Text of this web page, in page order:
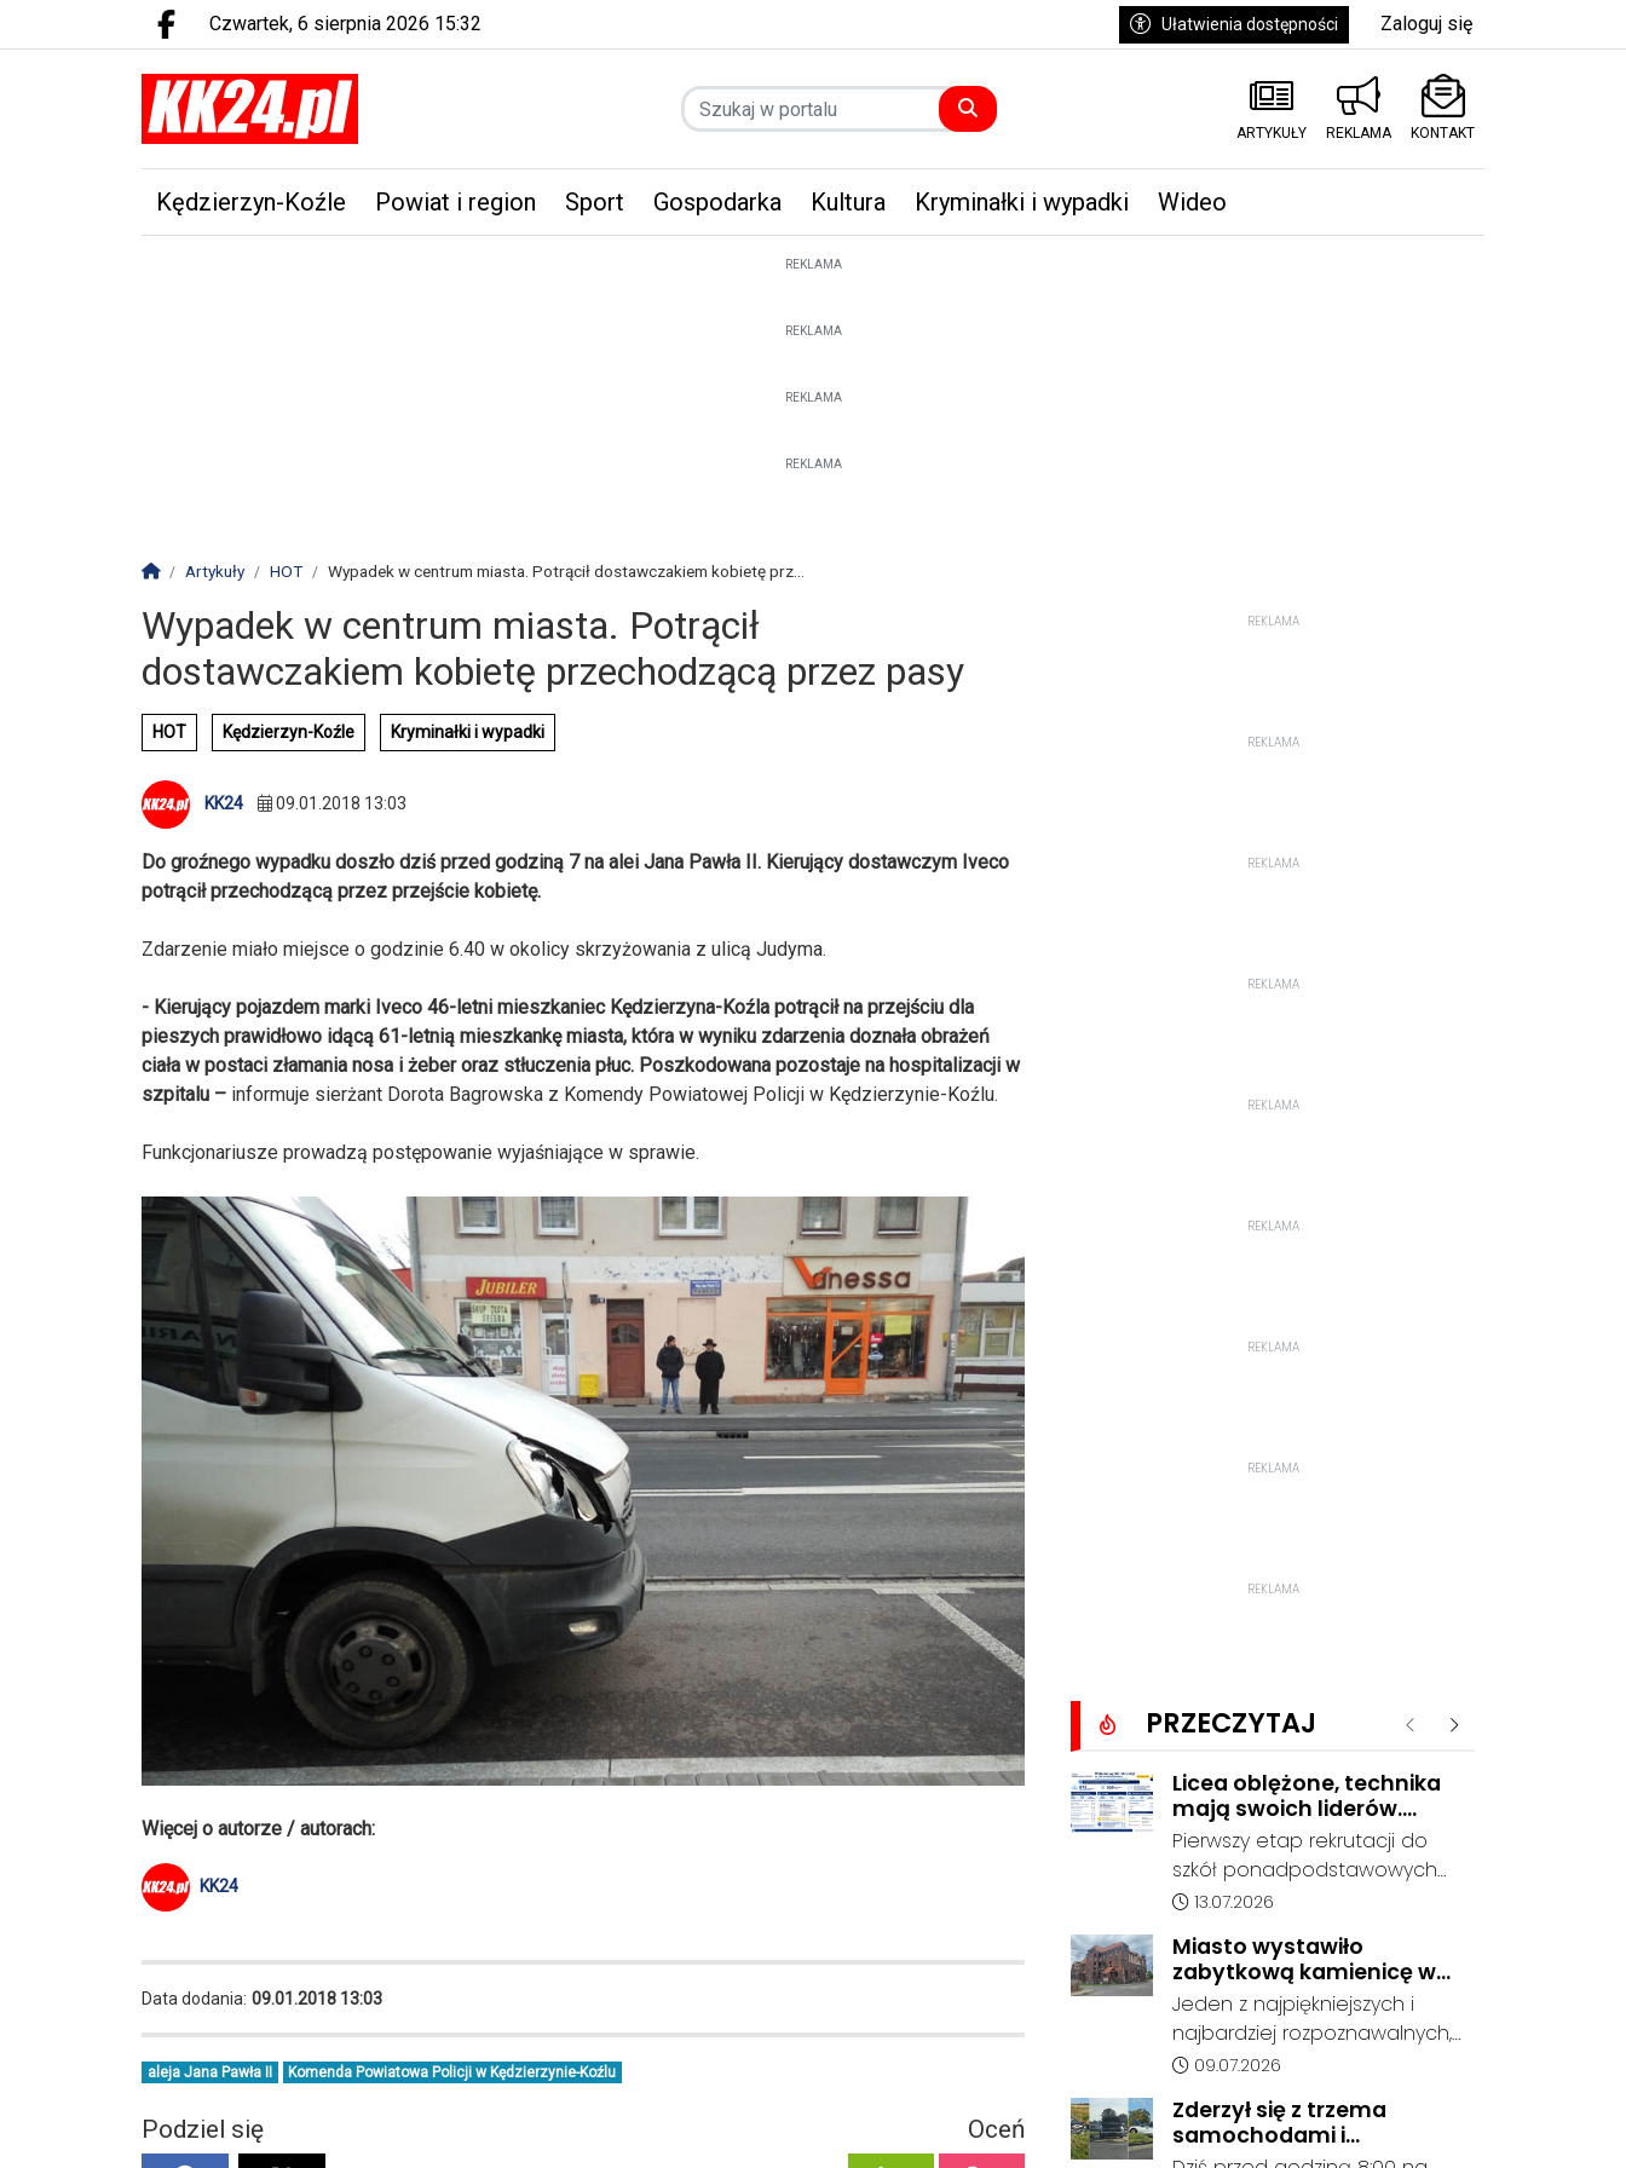
Facebook.com
czwartek, 6 sierpnia 2026 15:32 Ułatwienia dostępności Zaloguj się
ARTYKUŁY REKLAMA KONTAKT
Kędzierzyn-Koźle Powiat i region Sport Gospodarka Kultura Kryminałki i wypadki Wideo
REKLAMA
REKLAMA
REKLAMA
REKLAMA
Strona główna
Artykuły HOT Wypadek w centrum miasta. Potrącił dostawczakiem kobietę prz...
Wypadek w centrum miasta. Potrącił
dostawczakiem kobietę przechodzącą przez pasy
HOT Kędzierzyn-Koźle Kryminałki i wypadki
KK24 09.01.2018 13:03
Do groźnego wypadku doszło dziś przed godziną 7 na alei Jana Pawła II. Kierujący dostawczym Iveco
potrącił przechodzącą przez przejście kobietę.
Zdarzenie miało miejsce o godzinie 6.40 w okolicy skrzyżowania z ulicą Judyma.
- Kierujący pojazdem marki Iveco 46-letni mieszkaniec Kędzierzyna-Koźla potrącił na przejściu dla
pieszych prawidłowo idącą 61-letnią mieszkankę miasta, która w wyniku zdarzenia doznała obrażeń
ciała w postaci złamania nosa i żeber oraz stłuczenia płuc. Poszkodowana pozostaje na hospitalizacji w
szpitalu – informuje sierżant Dorota Bagrowska z Komendy Powiatowej Policji w Kędzierzynie-Koźlu.
Funkcjonariusze prowadzą postępowanie wyjaśniające w sprawie.
Więcej o autorze / autorach:
KK24
Data dodania: 09.01.2018 13:03
aleja Jana Pawła II Komenda Powiatowa Policji w Kędzierzynie-Koźlu
Podziel się Oceń
REKLAMA
REKLAMA
REKLAMA
REKLAMA
REKLAMA
REKLAMA
REKLAMA
REKLAMA
REKLAMA
PRZECZYTAJ Poprzednie
Następne
Licea oblężone, technika
mają swoich liderów.
Znamy wstępne wyniki
rekrutacji do szkół w
powiecie
Pierwszy etap rekrutacji do
szkół ponadpodstawowych
prowadzonych przez Powiat
pokazuje coraz wyraźniejsze
preferencje tegorocznych
absolwentów szkół
podstawowych. Dane dotyczą
kandydatów, którzy wskazali
dany oddział jako pierwszy
wybór, dlatego nie stanowią
jeszcze ostatecznego wyniku
Data dodania artykułu:
13.07.2026
Miasto wystawiło
zabytkową kamienicę w
Porcie na sprzedaż. W
dawnym hotelu mają
powstać mieszkania
Jeden z najpiękniejszych i
najbardziej rozpoznawalnych,
ale też najbardziej
Portu został wystawiony na
sprzedaż. Gmina Kędzierzyn-
Data dodania artykułu:
09.07.2026
Zderzył się z trzema
samochodami i
kontynuował jazdę. Seria